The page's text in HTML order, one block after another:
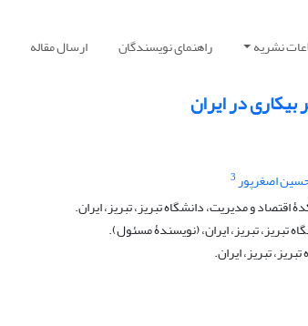
نشریه راهنمای نویسندگان ارسال مقاله
بیکاری در ایران
اصغرپور3
و مدیریت، دانشگاه تبریز، تبریز، ایران.
تبریز، تبریز، ایران، (نویسندۀ مسئول).
تبریز، ایران.